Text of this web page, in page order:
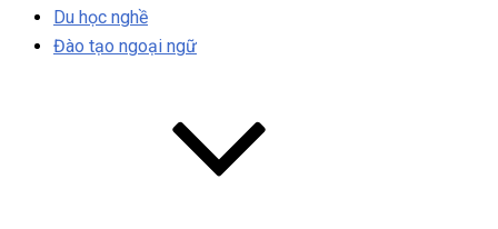
Du học nghề
Đào tạo ngoại ngữ